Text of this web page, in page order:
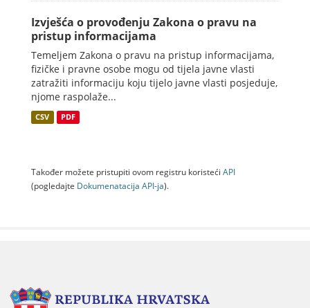
Izvješća o provođenju Zakona o pravu na
pristup informacijama
Temeljem Zakona o pravu na pristup informacijama,
fizičke i pravne osobe mogu od tijela javne vlasti
zatražiti informaciju koju tijelo javne vlasti posjeduje,
njome raspolaže...
CSV PDF
Također možete pristupiti ovom registru koristeći API
(pogledajte Dokumenаtаcijа API-jа).